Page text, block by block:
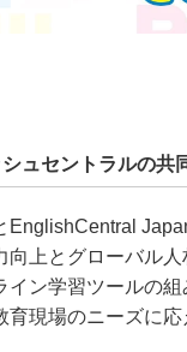
ュセントラルの共
EnglishCentral
向上とグローバル
イン学習ツールの
育現場のニーズに